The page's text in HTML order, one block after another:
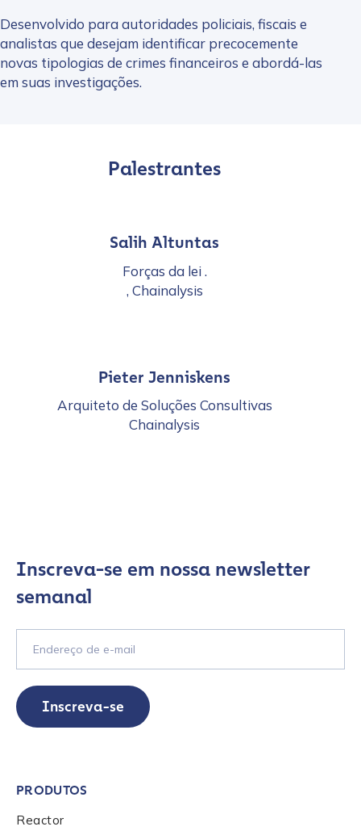
Desenvolvido para autoridades policiais, fiscais e
analistas que desejam identificar precocemente
novas tipologias de crimes financeiros e abordá-las
em suas investigações.
Palestrantes
Salih Altuntas
Forças da lei .
, Chainalysis
Pieter Jenniskens
Arquiteto de Soluções Consultivas
Chainalysis
Inscreva-se em nossa newsletter
semanal
Inscreva-se
PRODUTOS
Reactor